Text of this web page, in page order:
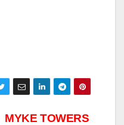
MYKE TOWERS